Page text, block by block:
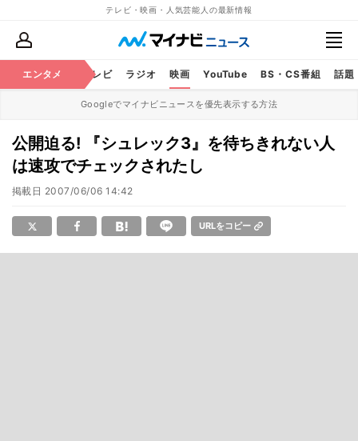
テレビ・映画・人気芸能人の最新情報
エンタメ
芸能 テレビ ラジオ 映画 YouTube BS・CS番組 話題
Googleでマイナビニュースを優先表示する方法
公開迫る! 『シュレック3』を待ちきれない人
は速攻でチェックされたし
掲載日 2007/06/06 14:42
URLをコピー